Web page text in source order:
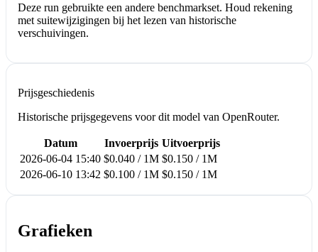
Deze run gebruikte een andere benchmarkset. Houd rekening
met suitewijzigingen bij het lezen van historische
verschuivingen.
Prijsgeschiedenis
Historische prijsgegevens voor dit model van OpenRouter.
Datum Invoerprijs Uitvoerprijs
2026-06-04 15:40 $0.040 / 1M $0.150 / 1M
2026-06-10 13:42 $0.100 / 1M $0.150 / 1M
Grafieken